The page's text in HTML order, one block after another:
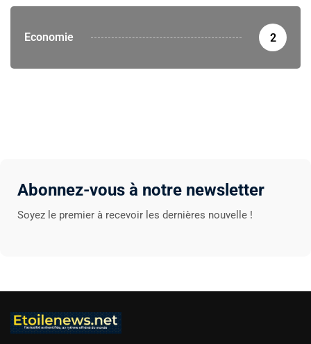
Economie 2
Abonnez-vous à notre newsletter
Soyez le premier à recevoir les dernières nouvelle !